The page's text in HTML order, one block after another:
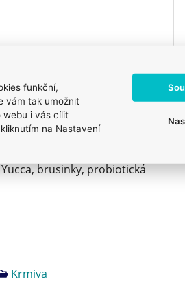
klíčky, pšenice,
semínko, lososový
FOS
brusinky, probiotická
Krmiva
funkční,
vám tak umožnit
webu i vás cílit
na Nastavení